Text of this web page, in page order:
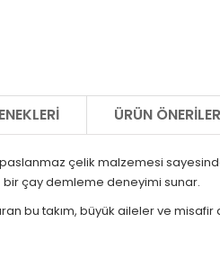
ÜRÜN
çelik malzemesi
bir çay demleme deneyimi sunar.
bu takım, büyük aileler ve